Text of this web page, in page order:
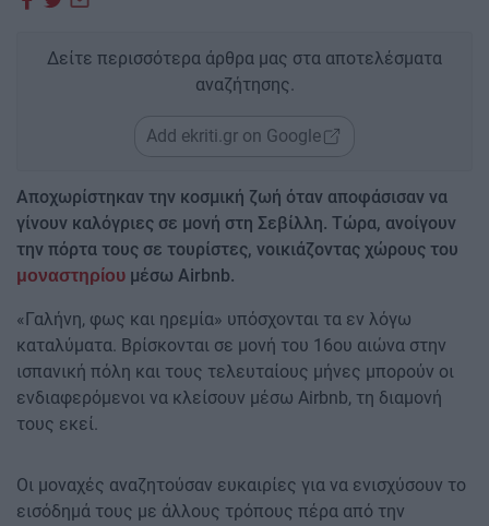
Δείτε περισσότερα άρθρα μας στα αποτελέσματα
αναζήτησης.
Add ekriti.gr on Google
Αποχωρίστηκαν την κοσμική ζωή όταν αποφάσισαν να
γίνουν καλόγριες σε μονή στη Σεβίλλη. Τώρα, ανοίγουν
την πόρτα τους σε τουρίστες, νοικιάζοντας χώρους του
μοναστηρίου μέσω Airbnb.
«Γαλήνη, φως και ηρεμία» υπόσχονται τα εν λόγω
καταλύματα. Βρίσκονται σε μονή του 16ου αιώνα στην
ισπανική πόλη και τους τελευταίους μήνες μπορούν οι
ενδιαφερόμενοι να κλείσουν μέσω Airbnb, τη διαμονή
τους εκεί.
Οι μοναχές αναζητούσαν ευκαιρίες για να ενισχύσουν το
εισόδημά τους με άλλους τρόπους πέρα από την